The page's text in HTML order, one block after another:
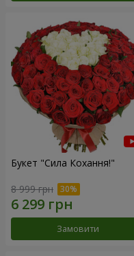
Букет "Сила Кохання!"
8 999 грн
Замовити